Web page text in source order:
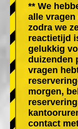
** We
alle
zodra we
reactietijd
gelukkig
duizenden
vragen
morgen,
contact